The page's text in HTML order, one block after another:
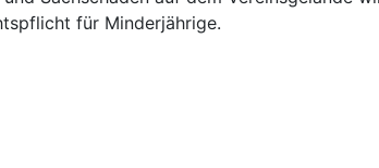
für Minderjährige.